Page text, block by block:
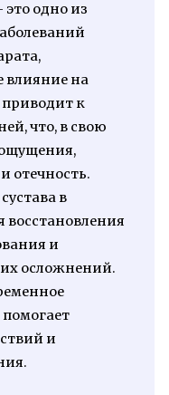
это одно из
влияние на
приводит к
что, в свою
отечность.
в
восстановления
и
осложнений.
и